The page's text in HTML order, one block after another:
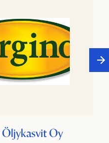
Oy